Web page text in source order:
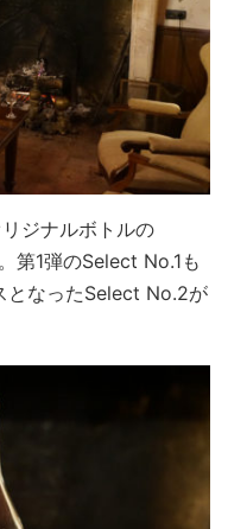
ジナルボトルの
第1弾のSelect No.1も
となったSelect No.2が